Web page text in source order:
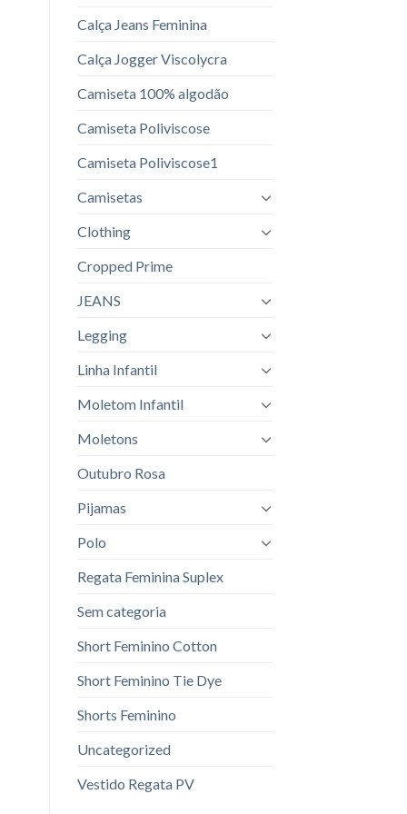
Calça Jeans Feminina
Calça Jogger Viscolycra
Camiseta 100% algodão
Camiseta Poliviscose
Camiseta Poliviscose1
Camisetas
Clothing
Cropped Prime
JEANS
Legging
Linha Infantil
Moletom Infantil
Moletons
Outubro Rosa
Pijamas
Polo
Regata Feminina Suplex
Sem categoria
Short Feminino Cotton
Short Feminino Tie Dye
Shorts Feminino
Uncategorized
Vestido Regata PV